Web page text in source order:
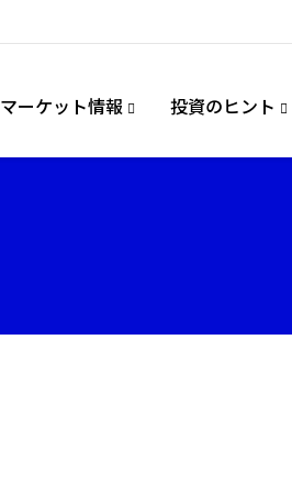
マーケット情報 投資のヒント